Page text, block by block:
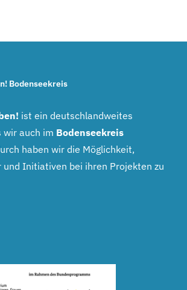
Bodenseekreis
ist ein deutschlandweites
wir auch im Bodenseekreis
haben wir die Möglichkeit,
und Initiativen bei ihren Projekten zu